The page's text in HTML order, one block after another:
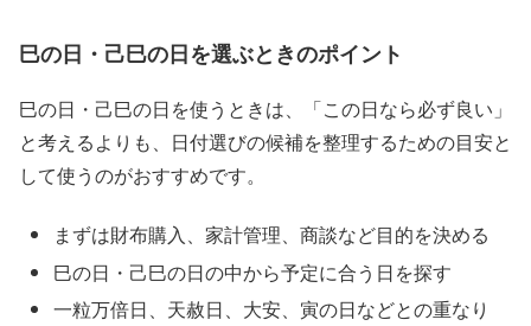
巳の日・己巳の日を選ぶときのポイント
巳の日・己巳の日を使うときは、「この日なら必ず良い」
と考えるよりも、日付選びの候補を整理するための目安と
して使うのがおすすめです。
まずは財布購入、家計管理、商談など目的を決める
巳の日・己巳の日の中から予定に合う日を探す
一粒万倍日、天赦日、大安、寅の日などとの重なり